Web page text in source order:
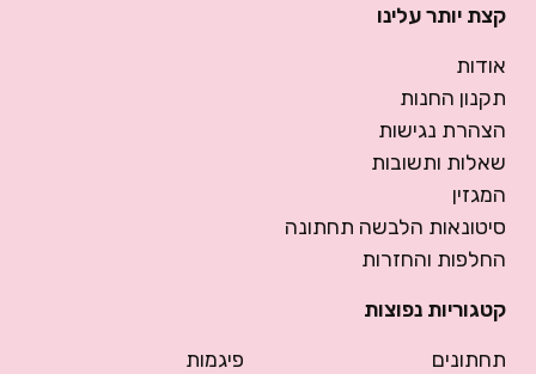
קצת יותר עלינו
אודות
תקנון החנות
הצהרת נגישות
שאלות ותשובות
המגזין
סיטונאות הלבשה תחתונה
החלפות והחזרות
קטגוריות נפוצות
תחתונים
פיגמות